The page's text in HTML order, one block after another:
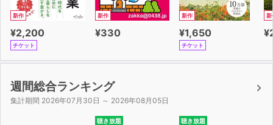
新作
¥2,200
チケット
新作
¥330
新作
¥1,650
チケット
新
週間総合ランキング
集計期間 2026年07月30日 ～ 2026年08月05日
聴き放題 聴き放題